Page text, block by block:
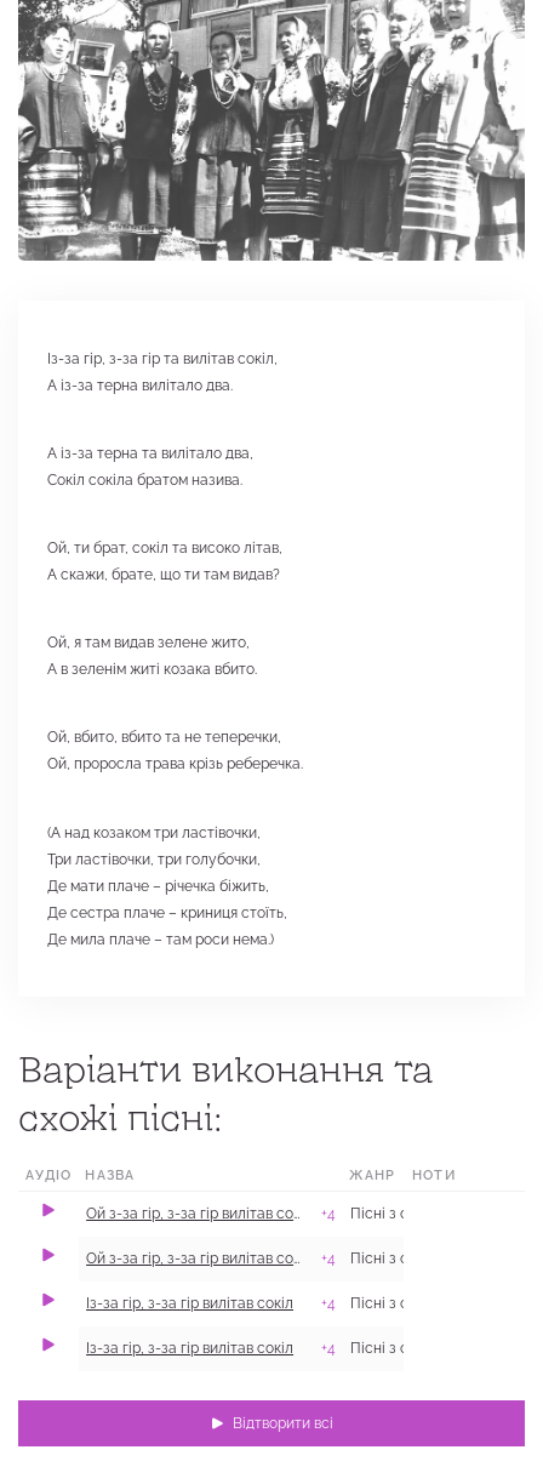
Із-за гір, з-за гір та вилітав сокіл,
А із-за терна вилітало два.
А із-за терна та вилітало два,
Сокіл сокіла братом назива.
Ой, ти брат, сокіл та високо літав,
А скажи, брате, що ти там видав?
Ой, я там видав зелене жито,
А в зеленім житі козака вбито.
Ой, вбито, вбито та не теперечки,
Ой, проросла трава крізь реберечка.
(А над козаком три ластівочки,
Три ластівочки, три голубочки,
Де мати плаче – річечка біжить,
Де сестра плаче – криниця стоїть,
Де мила плаче – там роси нема.)
Варіанти виконання та
схожі пісні:
АУДІО НАЗВА ЖАНР НОТИ
Ой з-за гір, з-за гір вилітав сокіл +4
Ой з-за гір, з-за гір вилітав сокіл +4
Із-за гір, з-за гір вилітав сокіл +4
Із-за гір, з-за гір вилітав сокіл +4
Відтворити всі